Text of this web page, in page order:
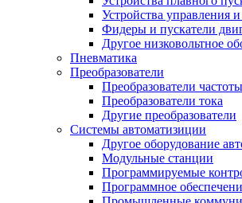
Устройства управления
Фидеры и пускатели
Другое низковольтное
Пневматика
Преобразователи
Преобразователи частоты
Преобразователи тока
Другие преобразователи
Системы автоматизиции
Другое оборудование
Модульные станции
Программируемые
Программное